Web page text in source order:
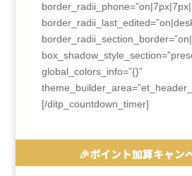
global_colors_info=”{}”
[/ditp_countdown_timer]
🎉ポイント加算キャン